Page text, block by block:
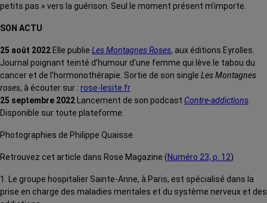
petits pas » vers la guérison. Seul le moment présent m’importe.
SON ACTU
25 août 2022Elle publie Les Montagnes Roses, aux éditions Eyrolles.
Journal poignant teinté d’humour d’une femme qui lève le tabou du
cancer et de l’hormonothérapie. Sortie de son single Les Montagnes
roses, à écouter sur : rose-lesite.fr
25 septembre 2022Lancement de son podcast Contre-addictions
Disponible sur toute plateforme.
Photographies de Philippe Quaisse
Retrouvez cet article dans Rose Magazine (Numéro 23, p. 12)
1. Le groupe hospitalier Sainte-Anne, à Paris, est spécialisé dans la
prise en charge des maladies mentales et du système nerveux et des